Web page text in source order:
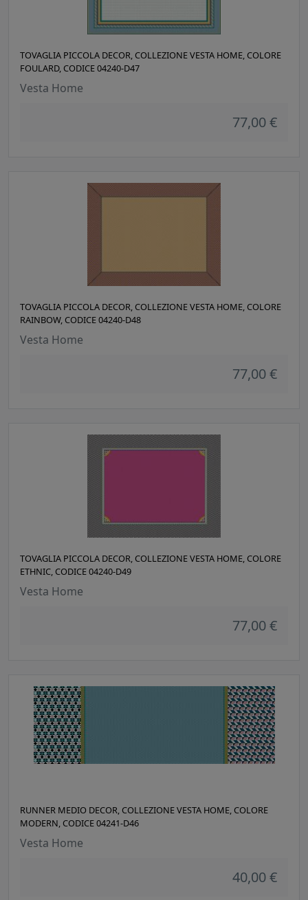
TOVAGLIA PICCOLA DECOR, COLLEZIONE VESTA HOME, COLORE
FOULARD, CODICE 04240-D47
Vesta Home
77,00 €
TOVAGLIA PICCOLA DECOR, COLLEZIONE VESTA HOME, COLORE
RAINBOW, CODICE 04240-D48
Vesta Home
77,00 €
TOVAGLIA PICCOLA DECOR, COLLEZIONE VESTA HOME, COLORE
ETHNIC, CODICE 04240-D49
Vesta Home
77,00 €
RUNNER MEDIO DECOR, COLLEZIONE VESTA HOME, COLORE
MODERN, CODICE 04241-D46
Vesta Home
40,00 €